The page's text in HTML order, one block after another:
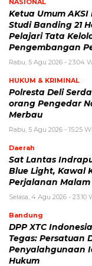
Ketua Umum
Studi Banding 21
Pelajari Tata
Pengembangan
Rabu, 5 Agu 2026 - 23:04
HUKUM & KRIMINAL
Polresta Deli
orang Pengedar
Merbau
Rabu, 5 Agu 2026 - 15:25
Daerah
Sat Lantas
Blue Light, Kawal
Perjalanan Malam
Selasa, 4 Agu 2026 - 23:10
Bandung
DPP XTC
Tegas: Persatuan
Penyalahgunaan
Hukum